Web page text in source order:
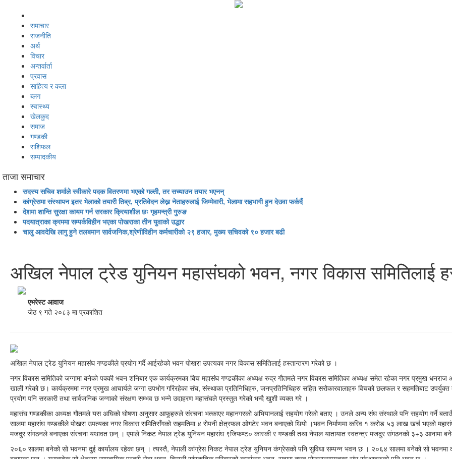
समाचार
राजनीति
अर्थ
विचार
अन्तर्वार्ता
प्रवास
साहित्य र कला
ब्लग
स्वास्थ्य
खेलकुद
समाज
गण्डकी
राशिफल
सम्पादकीय
ताजा समाचार
सदस्य सचिव शर्माले स्वीकारे पदक वितरणमा भएको गल्ती, तर सच्याउन तयार भएनन्
कांग्रेसमा संस्थापन इतर भेलाको तयारी तिब्र, प्रतिवेदन लेख्न नेताहरुलाई जिम्मेवारी, भेलामा सहभागी हुन देउवा फर्कदैं
देशमा शान्ति सुरक्षा कायम गर्न सरकार क्रियाशील छः गृहमन्त्री गुरुङ
पदयात्राका क्रममा सम्पर्कविहीन भएका पोखराका तीन युवाको उद्धार
चालु आवदेखि लागु हुने तलबमान सार्वजनिक,श्रेणीविहीन कर्मचारीको २९ हजार, मुख्य सचिवको ९० हजार बढी
अखिल नेपाल ट्रेड युनियन महासंघको भवन, नगर विकास समितिलाई
एभरेस्ट आवाज
जेठ ९ गते २०८३ मा प्रकाशित
अखिल नेपाल ट्रेड युनियन महासंघ गण्डकीले प्रयोग गर्दै आईरहेको भवन पोखरा उपत्यका नगर विकास समितिलाई हस्तान्तरण गरेको छ ।
नगर विकास समितिको जग्गामा बनेको पक्की भवन शनिबार एक कार्यक्रमका बिच महासंघ गण्डकीका अध्यक्ष रुद्र गौतमले नगर विकास समितिका अध्यक्ष समेत रहेका नगर प्रमुख
खाली गरेको छ। कार्यक्रममा नगर प्रमुख आचार्यले जग्गा उपभोग गरिरहेका संघ, संस्थाका प्रतिनिधिहरु, जनप्रतिनिधिहरु सहित सरोकारवालाहरु विचको छलफल र सहमतिबाट
प्रयोग पनि सरकारी तथा सार्वजनिक जग्गाको संरक्षण सम्भव छ भन्ने उदाहरण महासंघले प्रस्तुत गरेको भन्दै खुशी व्यक्त गरे ।
महासंघ गण्डकीका अध्यक्ष गौतमले यस अघिको घोषणा अनुसार आफूहरुले संरचना भत्काएर महानगरको अभियानलाई सहयोग गरेको बताए । उनले अन्य संघ संस्थाले पनि सहयोग गर्ने
सालमा महासंघ गण्डकीले पोखरा उपत्यका नगर विकास समितिसँगको सहमतिमा ४ रोपनी क्षेत्रफल ओगटेर भवन बनाएको थियो ।भवन निर्माणमा करिव १ करोड ५३ लाख खर्च भएको
मजदुर संगठनले बनाएका संरचना यथावत छन् । एमाले निकट नेपाल ट्रेड युनियन महासंघ ९जिफण्ट० कास्की र गण्डकी तथा नेपाल यातायात स्वतन्त्र मजदुर संगठनको ३÷३ आनामा
२०६० सालमा बनेको सो भवनमा दुई कार्यालय रहेका छन् । त्यस्तै, नेपाली कांग्रेस निकट नेपाल ट्रेड युनियन कंग्रेसको पनि सुविधा सम्पन्न भवन छ । २०६४ सालमा बनेको सो